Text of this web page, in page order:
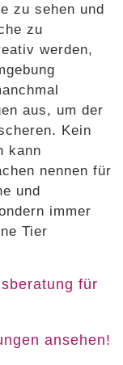
zu sehen und
zu
werden,
aus, um der
Kein
kann
nennen für
und
immer
Tier
für
ansehen!